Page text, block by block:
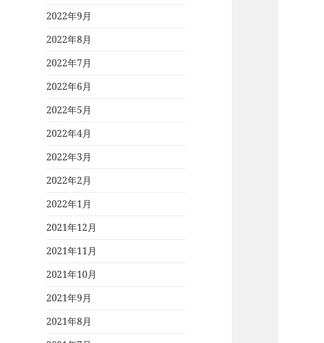
2022年9月
2022年8月
2022年7月
2022年6月
2022年5月
2022年4月
2022年3月
2022年2月
2022年1月
2021年12月
2021年11月
2021年10月
2021年9月
2021年8月